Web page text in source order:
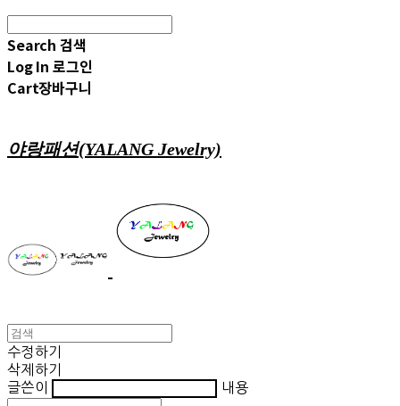
Search 검색
Log In 로그인
Cart장바구니
야랑패션(YALANG Jewelry)
수정하기
삭제하기
글쓴이
내용